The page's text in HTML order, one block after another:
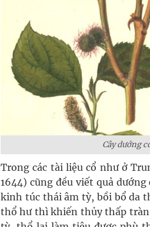
Cây dướng
Trong các tài liệu cổ như ở
1644) cũng đều viết quả
kinh túc thái âm tỳ, bồi bổ da
thổ hư thì khiến thủy thấp tràn